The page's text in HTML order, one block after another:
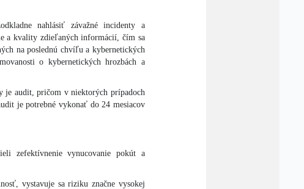
nahlásiť závažné incidenty a
a kvality zdieľaných informácií, čím sa
na poslednú chvíľu a kybernetických
o kybernetických hrozbách a
je audit, pričom v niektorých prípadoch
je potrebné vykonať do 24 mesiacov
zefektívnenie vynucovanie pokút a
vystavuje sa riziku značne vysokej